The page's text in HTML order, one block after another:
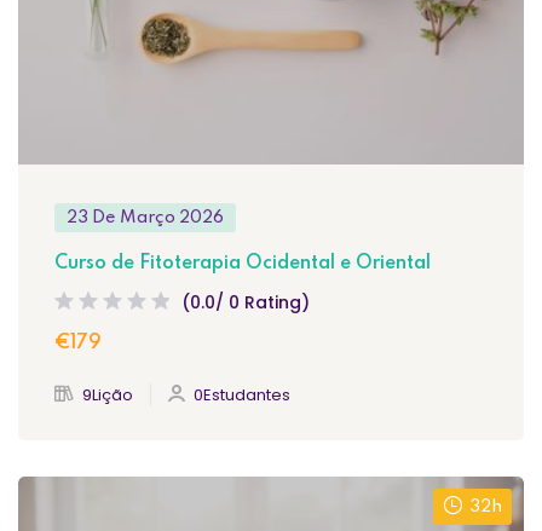
23 De Março 2026
Curso de Fitoterapia Ocidental e Oriental
(0.0/ 0 Rating)
€179
9Lição 0Estudantes
32h